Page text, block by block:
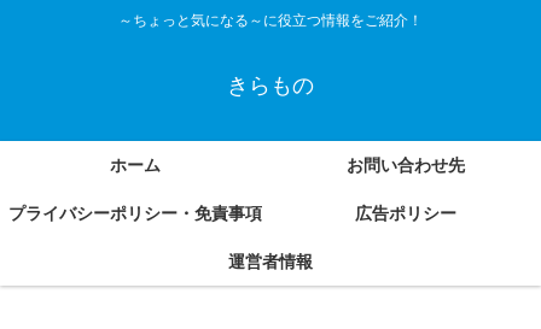
～ちょっと気になる～に役立つ情報をご紹介！
きらもの
ホーム お問い合わせ先
プライバシーポリシー・免責事項 広告ポリシー
運営者情報